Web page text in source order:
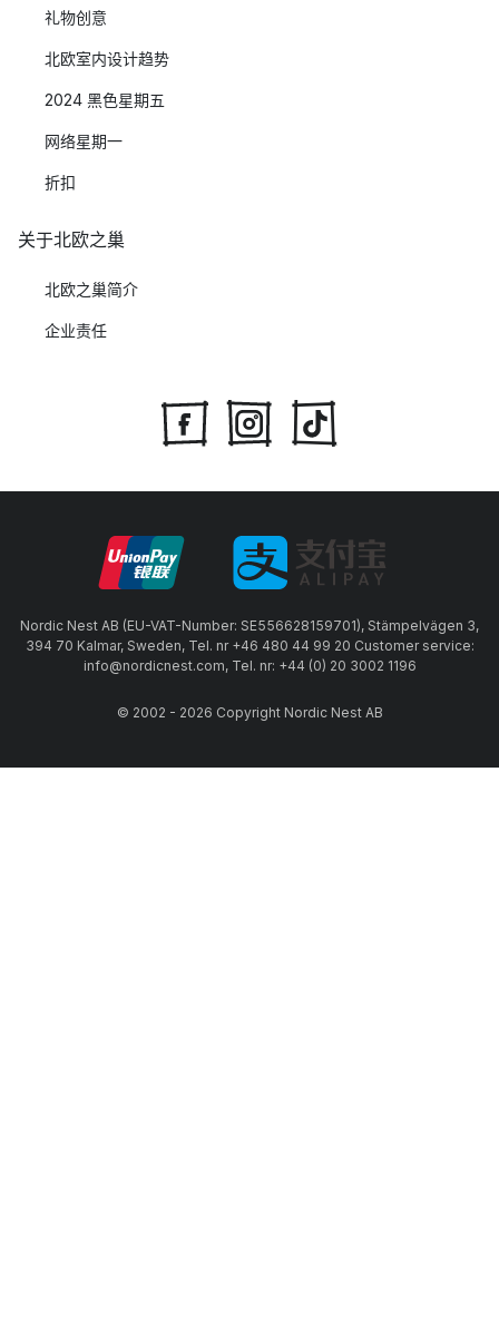
礼物创意
北欧室内设计趋势
2024 黑色星期五
网络星期一
折扣
关于北欧之巢
北欧之巢简介
企业责任
Nordic Nest AB (EU-VAT-Number: SE556628159701), Stämpelvägen 3,
394 70 Kalmar, Sweden, Tel. nr +46 480 44 99 20 Customer service:
info@nordicnest.com, Tel. nr: +44 (0) 20 3002 1196
© 2002 - 2026 Copyright Nordic Nest AB